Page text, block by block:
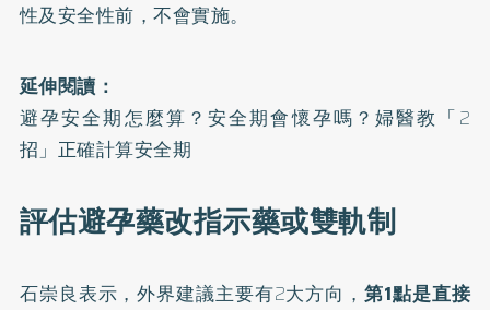
性及安全性前，不會實施。
延伸閱讀：
避孕安全期怎麼算？安全期會懷孕嗎？婦醫教「2
招」正確計算安全期
評估避孕藥改指示藥或雙軌制
石崇良表示，外界建議主要有2大方向，第1點是直接